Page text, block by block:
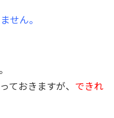
せん。
ておきますが、 できれ